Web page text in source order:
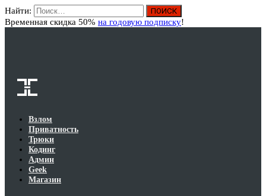
Найти:
Временная скидка 50% на годовую подписку!
Взлом
Приватность
Трюки
Кодинг
Админ
Geek
Магазин